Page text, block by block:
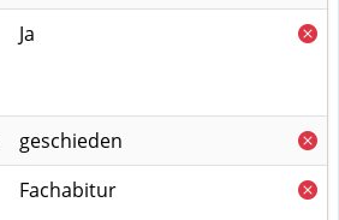
Ja
geschieden
Fachabitur